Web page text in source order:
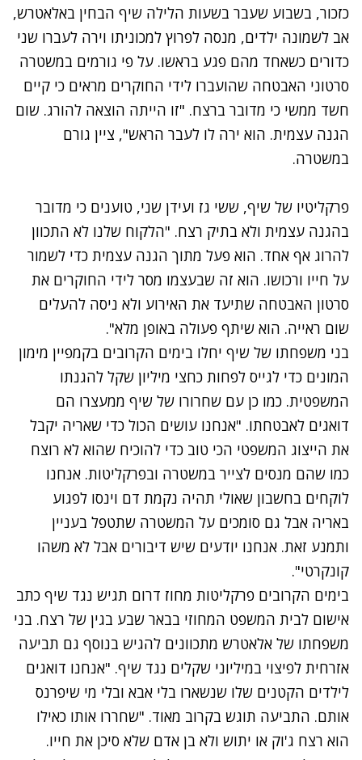
כזכור, בשבוע שעבר בשעות הלילה שיף הבחין באלאטרש,
אב לשמונה ילדים, מנסה לפרוץ למכוניתו וירה לעברו שני
כדורים כשאחד מהם פגע בראשו. על פי גורמים במשטרה
סרטוני האבטחה שהועברו לידי החוקרים מראים כי קיים
חשד ממשי כי מדובר ברצח. "זו הייתה הוצאה להורג. שום
הגנה עצמית. הוא ירה לו לעבר הראש", ציין גורם
במשטרה.
פרקליטיו של שיף, ששי גז ועידן שני, טוענים כי מדובר
בהגנה עצמית ולא בתיק רצח. "הלקוח שלנו לא התכוון
להרוג אף אחד. הוא פעל מתוך הגנה עצמית כדי לשמור
על חייו ורכושו. הוא זה שבעצמו מסר לידי החוקרים את
סרטון האבטחה שתיעד את האירוע ולא ניסה להעלים
שום ראייה. הוא שיתף פעולה באופן מלא".
בני משפחתו של שיף יחלו בימים הקרובים בקמפיין מימון
המונים כדי לגייס לפחות כחצי מיליון שקל להגנתו
המשפטית. כמו כן עם שחרורו של שיף ממעצרו הם
דואגים לאבטחתו. "אנחנו עושים הכול כדי שאריה יקבל
את הייצוג המשפטי הכי טוב כדי להוכיח שהוא לא רוצח
כמו שהם מנסים לצייר במשטרה ובפרקליטות. אנחנו
לוקחים בחשבון שאולי תהיה נקמת דם וינסו לפגוע
באריה אבל גם סומכים על המשטרה שתטפל בעניין
ותמנע זאת. אנחנו יודעים שיש דיבורים אבל לא משהו
קונקרטי".
בימים הקרובים פרקליטות מחוז דרום תגיש נגד שיף כתב
אישום לבית המשפט המחוזי בבאר שבע בגין של רצח. בני
משפחתו של אלאטרש מתכוונים להגיש בנוסף גם תביעה
אזרחית לפיצוי במיליוני שקלים נגד שיף. "אנחנו דואגים
לילדים הקטנים שלו שנשארו בלי אבא ובלי מי שיפרנס
אותם. התביעה תוגש בקרוב מאוד. "שחררו אותו כאילו
הוא רצח ג'וק או יתוש ולא בן אדם שלא סיכן את חייו.